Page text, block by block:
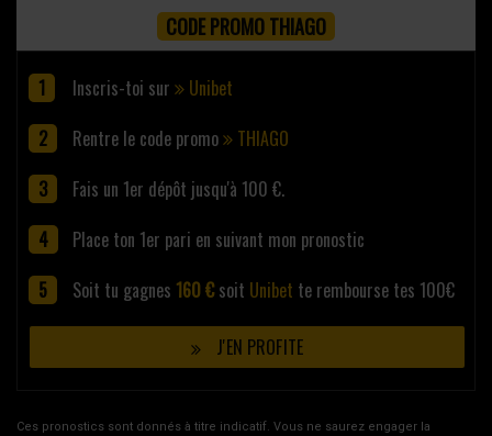
CODE PROMO THIAGO
Inscris-toi sur
Unibet
Rentre le code promo
THIAGO
Fais un 1er dépôt jusqu'à 100 €.
Place ton 1er pari en suivant mon pronostic
Soit tu gagnes 160 € soit Unibet te rembourse tes 100€
J'EN PROFITE
Ces pronostics sont donnés à titre indicatif. Vous ne saurez engager la